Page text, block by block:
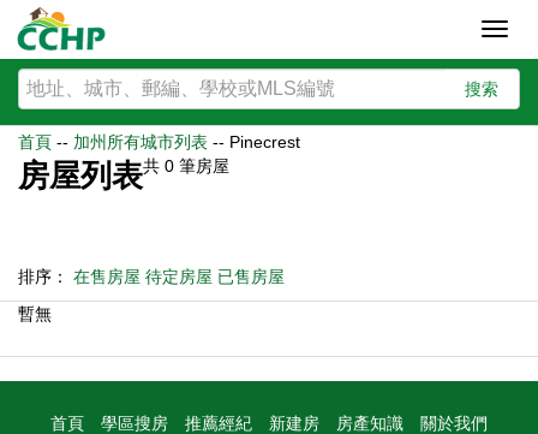
搜索
首頁 -- 加州所有城市列表 -- Pinecrest
房屋列表共 0 筆房屋
排序： 在售房屋 待定房屋 已售房屋
暫無
首頁 學區搜房 推薦經紀 新建房 房產知識
關於我們